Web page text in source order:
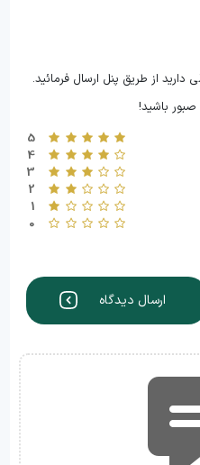
از طریق پنل ارسال فرمائید.
باشید!
5
4
3
2
1
0
ارسال دیدگاه